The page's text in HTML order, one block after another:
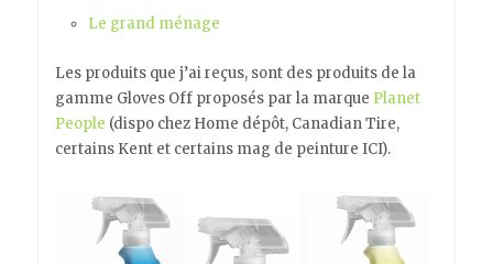
Le grand ménage
Les produits que j’ai reçus, sont des produits de la
gamme Gloves Off proposés par la marque Planet
People (dispo chez Home dépôt, Canadian Tire,
certains Kent et certains mag de peinture ICI).